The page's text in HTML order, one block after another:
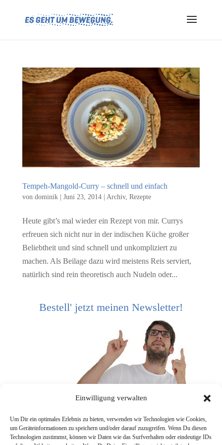
Einwilligung verwalten
Um Dir ein optimales Erlebnis zu bieten, verwenden wir Technologien wie Cookies,
um Geräteinformationen zu speichern und/oder darauf zuzugreifen. Wenn Du diesen
Technologien zustimmst, können wir Daten wie das Surfverhalten oder eindeutige IDs
Tempeh-Mangold-Curry – schnell und einfach
von dominik| Juni 23, 2014| Archiv, Rezepte
Heute gibt’s mal wieder ein Rezept von mir. Currys
erfreuen sich nicht nur in der indischen Küche großer
Beliebtheit und sind schnell und unkompliziert zu
machen. Als Beilage dazu wird meistens Reis serviert,
natürlich sind rein theoretisch auch Nudeln oder...
Bestell' jetzt meinen Newsletter!
[mc4wp_form]